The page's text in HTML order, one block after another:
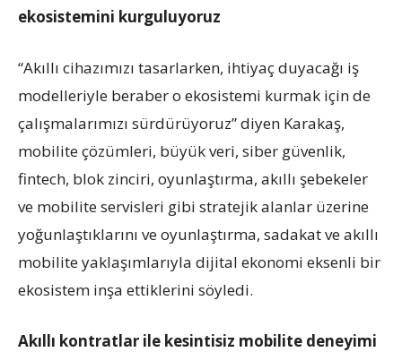
ekosistemini kurguluyoruz
“Akıllı cihazımızı tasarlarken, ihtiyaç duyacağı iş
modelleriyle beraber o ekosistemi kurmak için de
çalışmalarımızı sürdürüyoruz” diyen Karakaş,
mobilite çözümleri, büyük veri, siber güvenlik,
fintech, blok zinciri, oyunlaştırma, akıllı şebekeler
ve mobilite servisleri gibi stratejik alanlar üzerine
yoğunlaştıklarını ve oyunlaştırma, sadakat ve akıllı
mobilite yaklaşımlarıyla dijital ekonomi eksenli bir
ekosistem inşa ettiklerini söyledi.
Akıllı kontratlar ile kesintisiz mobilite deneyimi